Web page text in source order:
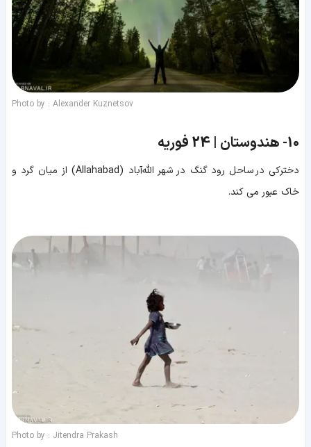
Photo by : Alexander Kuznetsov
10- هندوستان | 24 فوریه
دخترکی در ساحل رود گنگ در شهر الله‌آباد (Allahabad) از میان گرد و
خاک عبور می کند.
Photo by : Jitendra Prakash